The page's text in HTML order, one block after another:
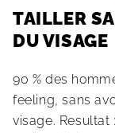
TAILLER
DU VISAGE
90 % des
feeling, sans
visage.